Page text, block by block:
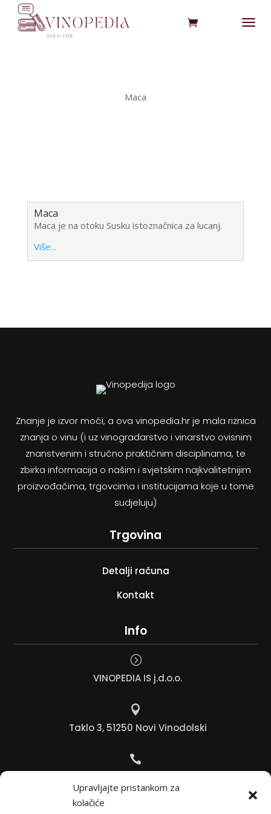
Upravljajte pristankom za
kolačiće
Maca
Maca
Maca je na otoku Susku istoznačnica za lucanj.
Više...
Znanje je izvor moći, a ova vinopedia.hr je mala riznica
znanja o vinu (i uz vinogradarstvo i vinarstvo ovisnim
znanstvenim i stručno praktičnim disciplinama, te
zbirka informacija o našim i svjetskim najkvalitetnijim
proizvođačima, trgovcima i institucijama koje u tome
sudjeluju)
Trgovina
Detalji računa
Kontakt
Info
=
VINOPEDIA IS j.d.o.o.

Taklo 3, 51250 Novi Vinodolski
